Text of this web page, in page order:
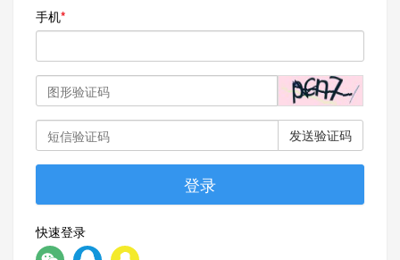
手机
发送验证码
登录
快速登录